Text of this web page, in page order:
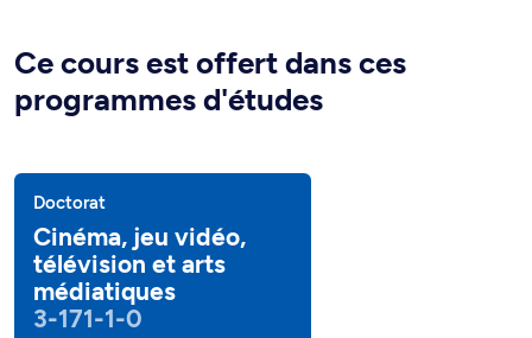
Ce cours est offert dans ces
programmes d'études
Doctorat
Cinéma, jeu vidéo,
télévision et arts
médiatiques
3-171-1-0